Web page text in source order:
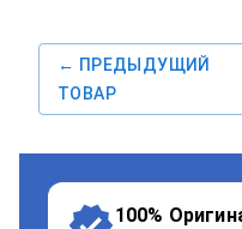
← ПРЕДЫДУЩИЙ
ТОВАР
100%